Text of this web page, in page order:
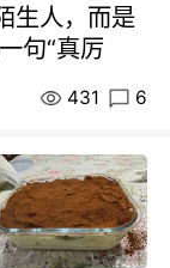
生人，而是
句“真厉
431 6